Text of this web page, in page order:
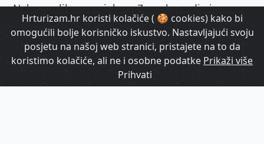
Nakon velikog uspjeha u Zagrebu, gdje je
postao omiljeno mjesto gurmana, glavni chef
Werner Seebach (koji je ujedno i osmislio
koncept YEZI Zagreb restorana ) i glavni kuhar
Giordano Gianforchetti sada donose svoju
Hrturizam.hr koristi kolačiće ( 🍪 cookies) kako bi
omogućili bolje korisničko iskustvo. Nastavljajući svoju
posjetu na našoj web stranici, pristajete na to da
koristimo kolačiće, ali ne i osobne podatke Prikaži više
Prihvati